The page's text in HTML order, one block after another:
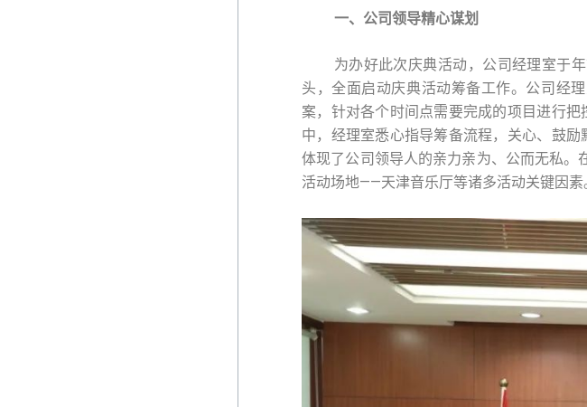
一、公司领导精心谋划
为办好此次庆典活动，公司经理室于年
头，全面启动庆典活动筹备工作。公司经
案，针对各个时间点需要完成的项目进行
中，经理室悉心指导筹备流程，关心、鼓
体现了公司领导人的亲力亲为、公而无私
活动场地——天津音乐厅等诸多活动关键因素